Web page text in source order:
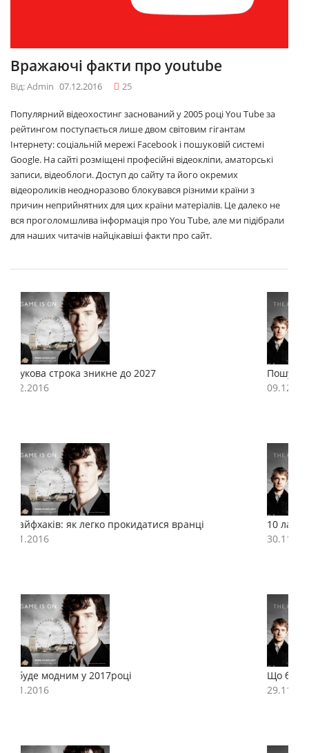
Вражаючі факти про youtube
Від: Admin 07.12.2016 25
Популярний відеохостинг заснований у 2005 році You Tube за
рейтингом поступається лише двом світовим гігантам
Інтернету: соціальній мережі Facebook і пошуковій системі
Google. На сайті розміщені професійні відеокліпи, аматорські
записи, відеоблоги. Доступ до сайту та його окремих
відеороликів неодноразово блокувався різними країни з
причин неприйнятних для цих країни матеріалів. Це далеко не
вся проголомшлива інформація про You Tube, але ми підібрали
для наших читачів найцікавіші факти про сайт.
Пошукова строка зникне до 2027
09.12.2016
10 лайфхаків: як легко прокидатися вранці
30.11.2016
Що буде модним у 2017році
29.11.2016